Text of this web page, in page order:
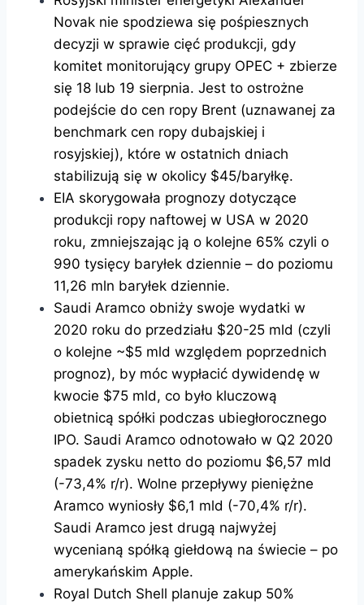
Novak nie spodziewa się pośpiesznych
decyzji w sprawie cięć produkcji, gdy
komitet monitorujący grupy OPEC + zbierze
się 18 lub 19 sierpnia. Jest to ostrożne
podejście do cen ropy Brent (uznawanej za
benchmark cen ropy dubajskiej i
rosyjskiej), które w ostatnich dniach
stabilizują się w okolicy $45/baryłkę.
EIA skorygowała prognozy dotyczące
produkcji ropy naftowej w USA w 2020
roku, zmniejszając ją o kolejne 65% czyli o
990 tysięcy baryłek dziennie – do poziomu
11,26 mln baryłek dziennie.
Saudi Aramco obniży swoje wydatki w
2020 roku do przedziału $20-25 mld (czyli
o kolejne ~$5 mld względem poprzednich
prognoz), by móc wypłacić dywidendę w
kwocie $75 mld, co było kluczową
obietnicą spółki podczas ubiegłorocznego
IPO. Saudi Aramco odnotowało w Q2 2020
spadek zysku netto do poziomu $6,57 mld
(-73,4% r/r). Wolne przepływy pieniężne
Aramco wyniosły $6,1 mld (-70,4% r/r).
Saudi Aramco jest drugą najwyżej
wycenianą spółką giełdową na świecie – po
amerykańskim Apple.
Royal Dutch Shell planuje zakup 50%